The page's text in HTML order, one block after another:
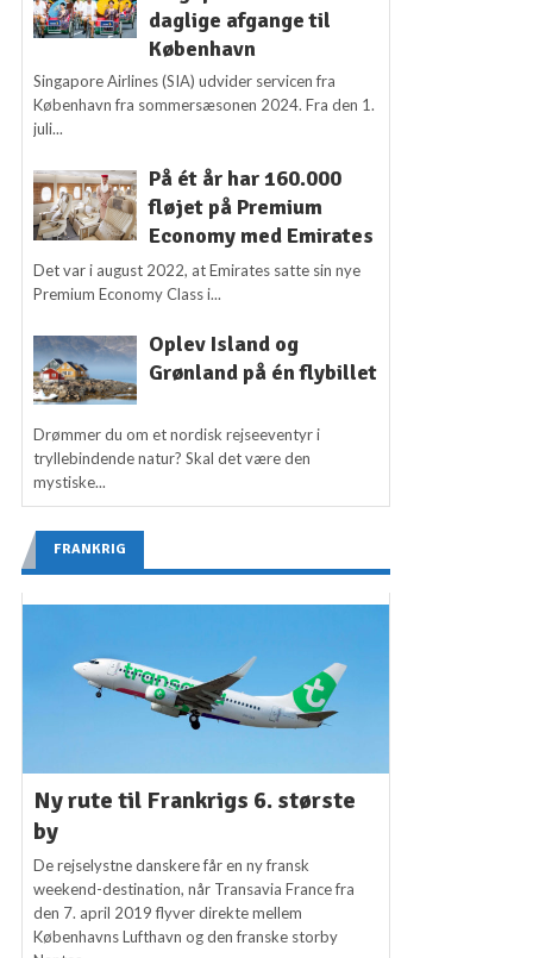
daglige afgange til
København
Singapore Airlines (SIA) udvider servicen fra
København fra sommersæsonen 2024. Fra den 1.
juli...
På ét år har 160.000
fløjet på Premium
Economy med Emirates
Det var i august 2022, at Emirates satte sin nye
Premium Economy Class i...
Oplev Island og
Grønland på én flybillet
Drømmer du om et nordisk rejseeventyr i
tryllebindende natur? Skal det være den
mystiske...
FRANKRIG
Ny rute til Frankrigs 6. største
by
De rejselystne danskere får en ny fransk
weekend-destination, når Transavia France fra
den 7. april 2019 flyver direkte mellem
Københavns Lufthavn og den franske storby